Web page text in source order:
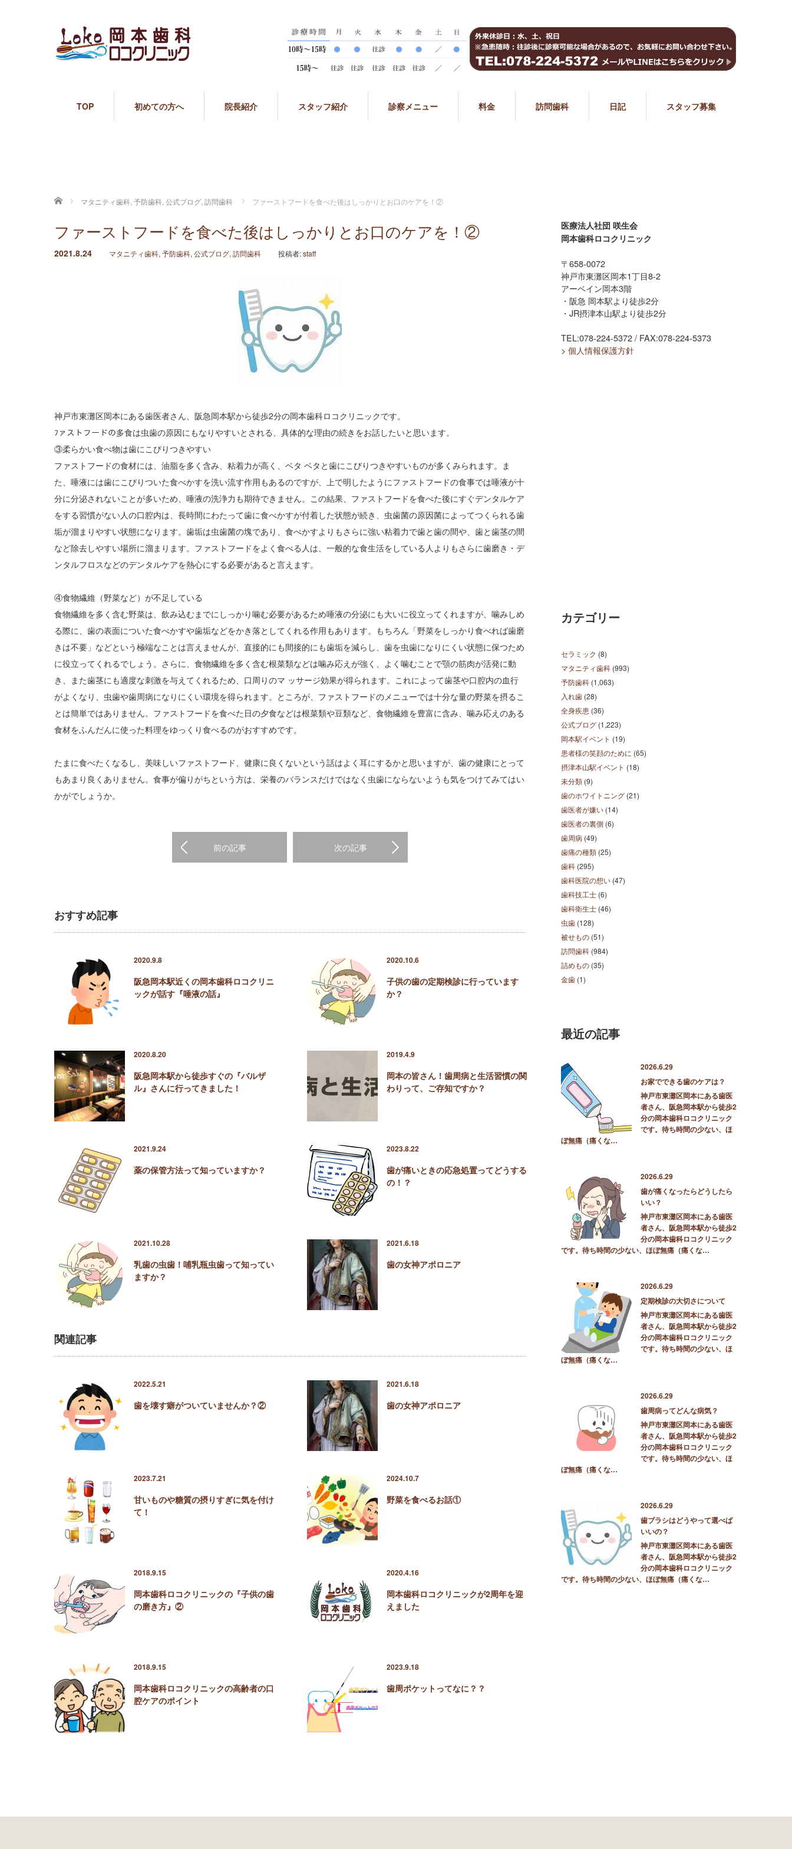
TOP 初めての方へ 院長紹介 スタッフ紹介 診察メニュー 料金 訪問歯科 日記 スタッフ募集
ホーム マタニティ歯科, 予防歯科, 公式ブログ, 訪問歯科 ファーストフードを食べた後はしっかりとお口のケアを！②
ファーストフードを食べた後はしっかりとお口のケアを！②
2021.8.24 マタニティ歯科, 予防歯科, 公式ブログ, 訪問歯科 投稿者:staff
神戸市東灘区岡本にある歯医者さん、阪急岡本駅から徒歩2分の岡本歯科ロコクリニックです。
ﾌァストフードの多食は虫歯の原因にもなりやすいとされる、具体的な理由の続きをお話したいと思います。
③柔らかい食べ物は歯にこびりつきやすい
ファストフードの食材には、油脂を多く含み、粘着力が高く、ベタ ベタと歯にこびりつきやすいものが多くみられます。ま
た、唾液には歯にこびりついた食べかすを洗い流す作用もあるのですが、上で明したようにファストフードの食事では唾液が十
分に分泌されないことが多いため、唾液の洗浄力も期待できません。この結果、ファストフードを食べた後にすぐデンタルケア
をする習慣がない人の口腔内は、長時間にわたって歯に食べかすが付着した状態が続き、虫歯菌の原因菌によってつくられる歯
垢が溜まりやすい状態になります。歯垢は虫歯菌の塊であり、食べかすよりもさらに強い粘着力で歯と歯の間や、歯と歯茎の間
など除去しやすい場所に溜まります。ファストフードをよく食べる人は、一般的な食生活をしている人よりもさらに歯磨き・デ
ンタルフロスなどのデンタルケアを熱心にする必要があると言えます。
④食物繊維（野菜など）が不足している
食物繊維を多く含む野菜は、飲み込むまでにしっかり噛む必要があるため唾液の分泌にも大いに役立ってくれますが、噛みしめ
る際に、歯の表面についた食べかすや歯垢などをかき落としてくれる作用もあります。もちろん「野菜をしっかり食べれば歯磨
きは不要」などという極端なことは言えませんが、直接的にも間接的にも歯垢を減らし、歯を虫歯になりにくい状態に保つため
に役立ってくれるでしょう。さらに、食物繊維を多く含む根菜類などは噛み応えが強く、よく噛むことで顎の筋肉が活発に動
き、また歯茎にも適度な刺激を与えてくれるため、口周りのマ ッサージ効果が得られます。これによって歯茎や口腔内の血行
がよくなり、虫歯や歯周病になりにくい環境を得られます。ところが、ファストフードのメニューでは十分な量の野菜を摂るこ
とは簡単ではありません。ファストフードを食べた日の夕食などは根菜類や豆類など、食物繊維を豊富に含み、噛み応えのある
食材をふんだんに使った料理をゆっくり食べるのがおすすめです。
たまに食べたくなるし、美味しいファストフード、健康に良くないという話はよく耳にするかと思いますが、歯の健康にとって
もあまり良くありません。食事が偏りがちという方は、栄養のバランスだけではなく虫歯にならないようも気をつけてみてはい
かがでしょうか。
前の記事 次の記事
おすすめ記事
2020.9.8
阪急岡本駅近くの岡本歯科ロコクリニ
ックが話す『唾液の話』
2020.10.6
子供の歯の定期検診に行っています
か？
2020.8.20
阪急岡本駅から徒歩すぐの『バルザ
ル』さんに行ってきました！
2019.4.9
岡本の皆さん！歯周病と生活習慣の関
わりって、ご存知ですか？
2021.9.24
薬の保管方法って知っていますか？
2023.8.22
歯が痛いときの応急処置ってどうする
の！？
2021.10.28
乳歯の虫歯！哺乳瓶虫歯って知ってい
ますか？
2021.6.18
歯の女神アポロニア
関連記事
2022.5.21
歯を壊す癖がついていませんか？②
2021.6.18
歯の女神アポロニア
2023.7.21
甘いものや糖質の摂りすぎに気を付け
て！
2024.10.7
野菜を食べるお話①
2018.9.15
岡本歯科ロコクリニックの『子供の歯
の磨き方』②
2020.4.16
岡本歯科ロコクリニックが2周年を迎
えました
2018.9.15
岡本歯科ロコクリニックの高齢者の口
腔ケアのポイント
2023.9.18
歯周ポケットってなに？？
医療法人社団 咲生会
岡本歯科ロコクリニック
〒658-0072
神戸市東灘区岡本1丁目8-2
アーベイン岡本3階
・阪急 岡本駅より徒歩2分
・JR摂津本山駅より徒歩2分
TEL:078-224-5372 / FAX:078-224-5373
> 個人情報保護方針
カテゴリー
セラミック (8)
マタニティ歯科 (993)
予防歯科 (1,063)
入れ歯 (28)
全身疾患 (36)
公式ブログ (1,223)
岡本駅イベント (19)
患者様の笑顔のために (65)
摂津本山駅イベント (18)
未分類 (9)
歯のホワイトニング (21)
歯医者が嫌い (14)
歯医者の裏側 (6)
歯周病 (49)
歯痛の種類 (25)
歯科 (295)
歯科医院の想い (47)
歯科技工士 (6)
歯科衛生士 (46)
虫歯 (128)
被せもの (51)
訪問歯科 (984)
詰めもの (35)
金歯 (1)
最近の記事
2026.6.29
お家でできる歯のケアは？
神戸市東灘区岡本にある歯医
者さん、阪急岡本駅から徒歩2
分の岡本歯科ロコクリニック
です。待ち時間の少ない、ほ
ぼ無痛（痛くな…
2026.6.29
歯が痛くなったらどうしたら
いい？
神戸市東灘区岡本にある歯医
者さん、阪急岡本駅から徒歩2
分の岡本歯科ロコクリニック
です。待ち時間の少ない、ほぼ無痛（痛くな…
2026.6.29
定期検診の大切さについて
神戸市東灘区岡本にある歯医
者さん、阪急岡本駅から徒歩2
分の岡本歯科ロコクリニック
です。待ち時間の少ない、ほ
ぼ無痛（痛くな…
2026.6.29
歯周病ってどんな病気？
神戸市東灘区岡本にある歯医
者さん、阪急岡本駅から徒歩2
分の岡本歯科ロコクリニック
です。待ち時間の少ない、ほ
ぼ無痛（痛くな…
2026.6.29
歯ブラシはどうやって選べば
いいの？
神戸市東灘区岡本にある歯医
者さん、阪急岡本駅から徒歩2
分の岡本歯科ロコクリニック
です。待ち時間の少ない、ほぼ無痛（痛くな…